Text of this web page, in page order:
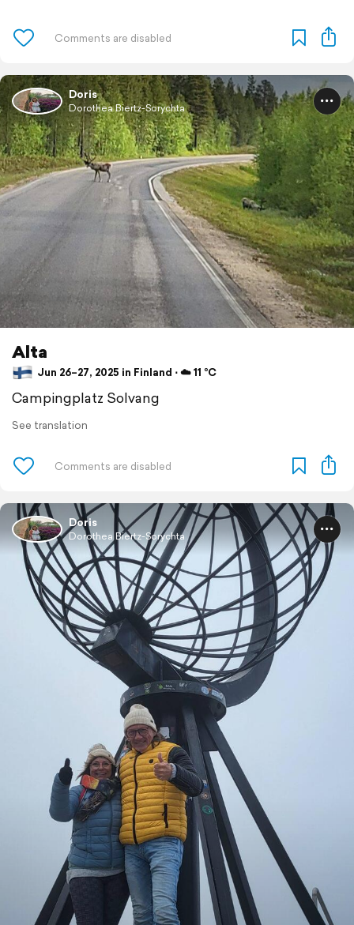
Doris
Dorothea Biertz-Sorychta
Alta
Jun 26–27, 2025 in Finland ⋅ ☁️ 11 °C
Campingplatz Solvang
See translation
Doris
Dorothea Biertz-Sorychta